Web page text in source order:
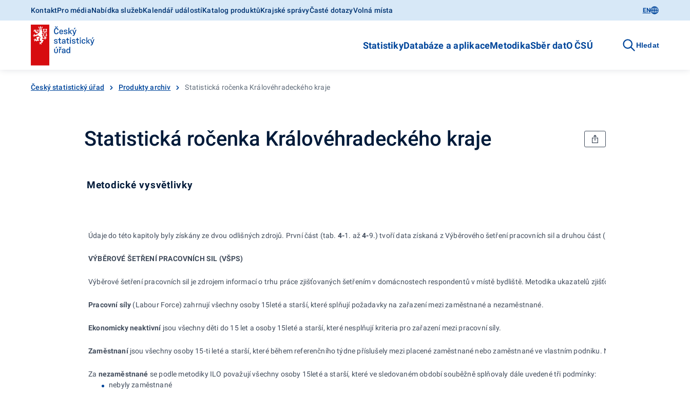
KontaktPro médiaNabídka služebKalendář událostíKatalog produktůKrajské správyČasté dotazyVolná místa EN
StatistikyDatabáze a aplikaceMetodikaSběr datO ČSÚ Hledat
Český statistický úřad Produkty archiv Statistická ročenka Královéhradeckého kraje
Statistická ročenka Královéhradeckého kraje
Metodické vysvětlivky
Údaje do této kapitoly byly získány ze dvou odlišných zdrojů. První část (tab. 4-1. až4-9.) tvoří data získaná z Výběrového šetření pracovních sil a druhou část (tab.
VÝBĚROVÉ ŠETŘENÍ PRACOVNÍCH SIL (VŠPS)
Výběrové šetření pracovních sil je zdrojem informací o trhu práce zjišťovaných šetřením v domácnostech respondentů v místě bydliště. Metodika ukazatelů zjišťovaných VŠPS
Pracovní síly (Labour Force) zahrnují všechny osoby 15leté a starší, které splňují požadavky na zařazení mezi zaměstnané a nezaměstnané.
Ekonomicky neaktivní jsou všechny děti do 15 let a osoby 15leté a starší, které nesplňují kriteria pro zařazení mezi pracovní síly.
Zaměstnaníjsou všechny osoby 15-ti leté a starší, které během referenčního týdne příslušely mezi placené zaměstnané nebo zaměstnané ve vlastním podniku. Není přitom
Za nezaměstnané se podle metodiky ILO považují všechny osoby 15leté a starší, které ve sledovaném období souběžně splňovaly dále uvedené tři podmínky:
nebyly zaměstnané